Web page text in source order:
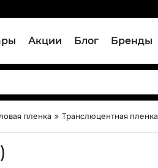
Акции Блог Бренды
пленка Транслюцентная пленка